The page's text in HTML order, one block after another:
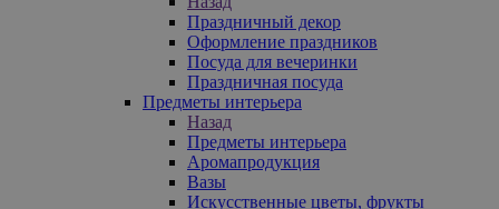
Праздничный декор
Оформление праздников
Посуда для вечеринки
Праздничная посуда
Предметы интерьера
Назад
Предметы интерьера
Аромапродукция
Вазы
Искусственные цветы, фрукты